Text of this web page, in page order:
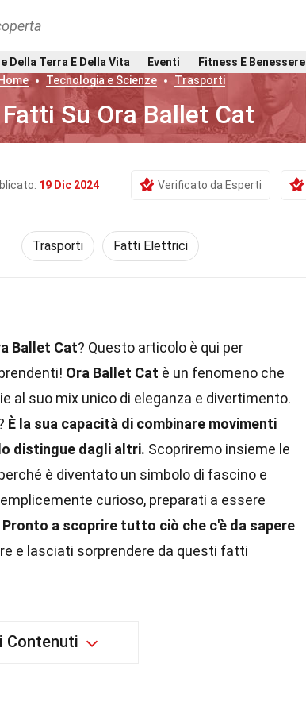
Della Terra E Della Vita Eventi Fitness E Benessere
Home
Tecnologia e Scienze Trasporti
Su Ora Ballet Cat
19 Dic 2024 Verificato da Esperti
Trasporti Fatti Elettrici
Ballet Cat? Questo articolo è qui per
Ora Ballet Cat è un fenomeno che
al suo mix unico di eleganza e divertimento.
È la sua capacità di combinare movimenti
distingue dagli altri. Scopriremo insieme le
è diventato un simbolo di fascino e
curioso, preparati a essere
Pronto a scoprire tutto ciò che c'è da sapere
e lasciati sorprendere da questi fatti
Contenuti